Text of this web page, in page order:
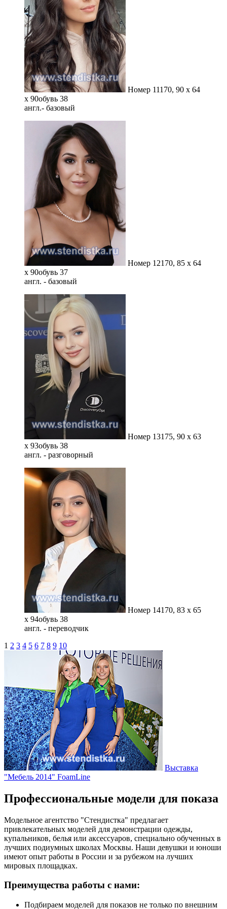
Номер 11170, 90 x 64
x 90обувь 38
англ.- базовый
Номер 12170, 85 x 64
x 90обувь 37
англ. - базовый
Номер 13175, 90 x 63
x 93обувь 38
англ. - разговорный
Номер 14170, 83 x 65
x 94обувь 38
англ. - переводчик
1 2 3 4 5 6 7 8 9 10
Выставка
"Мебель 2014" FoamLine
Профессиональные модели для показа
Модельное агентство "Стендистка" предлагает
привлекательных моделей для демонстрации одежды,
купальников, белья или аксессуаров, специально обученных в
лучших подиумных школах Москвы. Наши девушки и юноши
имеют опыт работы в России и за рубежом на лучших
мировых площадках.
Преимущества работы с нами:
Подбираем моделей для показов не только по внешним